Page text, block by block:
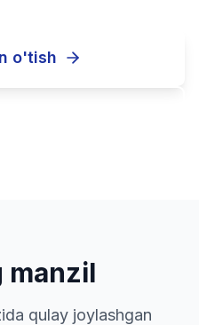
o'tish
manzil
qulay joylashgan